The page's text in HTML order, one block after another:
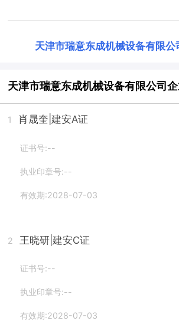
天津市瑞意东成机械设备有限公
天津市瑞意东成机械设备有限公司
1 肖晟奎 |建安A证
证书号:--
执业印章号:--
有效期:2028-07-03
2 王晓研 |建安C证
证书号:--
执业印章号:--
有效期:2028-07-03